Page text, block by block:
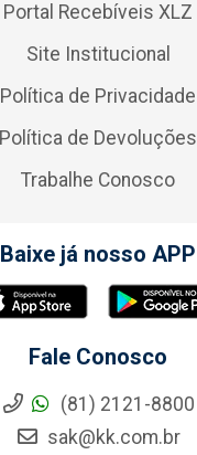
Portal Recebíveis XLZ
Site Institucional
Política de Privacidade
Política de Devoluções
Trabalhe Conosco
Baixe já nosso APP
Fale Conosco
(81) 2121-8800
sak@kk.com.br